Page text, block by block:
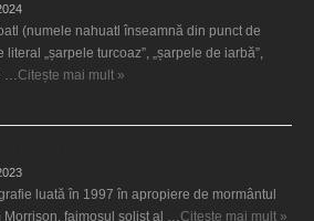
(numele nahuatl înseamnă din punct de
literal „șarpele turcoaz”, „șarpele de iarbă”,
… Citește mai mult »
luată în 1997 în apropiere de mormântul
Morrison, faimosul solist al … Citește mai mult »